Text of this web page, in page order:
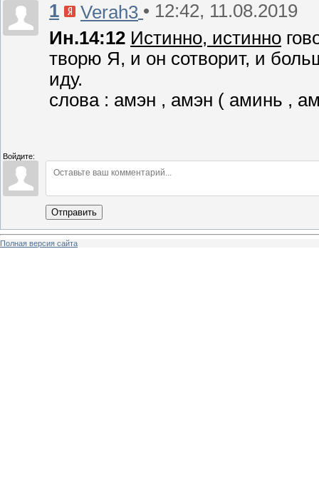
1 Verah3 • 12:42, 11.08.2019
Ин.14:12 Истинно, истинно
творю Я, и он сотворит, и
иду.
слова : амэн , амэн ( аминь ,
Войдите:
Отправить
Полная версия сайта